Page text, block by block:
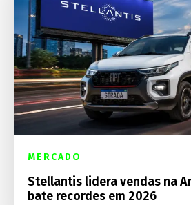
MERCADO
Stellantis lidera vendas na
bate recordes em 2026